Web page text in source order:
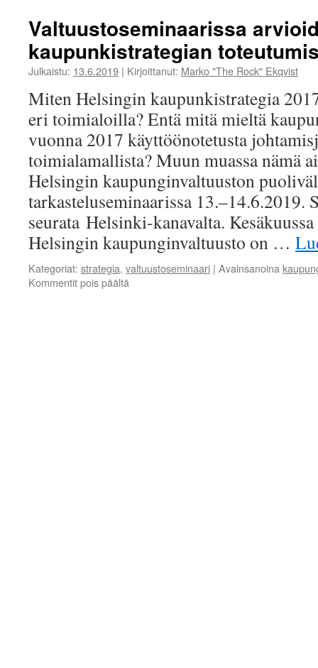
Valtuustoseminaarissa
kaupunkistrategian
Julkaistu: 13.6.2019 | Kirjoittanut: Marko "The Rock" Ekqvist
Miten Helsingin kaupunkistrategia
eri toimialoilla? Entä mitä mieltä
vuonna 2017 käyttöönotetusta
toimialamallista? Muun muassa nämä
Helsingin kaupunginvaltuuston
tarkasteluseminaarissa 13.–14.6.2019.
seurata Helsinki-kanavalta.
Helsingin kaupunginvaltuusto on …
Kategoriat: strategia, valtuustoseminaari | Avainsanoina
Kommentit pois päältä